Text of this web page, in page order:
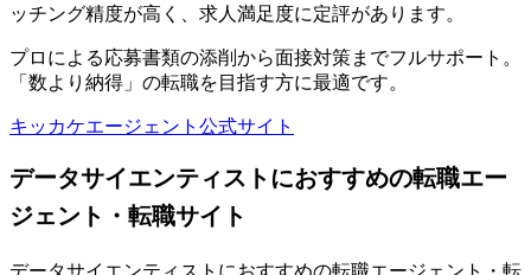
ッチング精度が高く、求人満足度に定評があります。
プロによる応募書類の添削から面接対策までフルサポート。
「数より納得」の転職を目指す方に最適です。
キッカケエージェント公式サイト
データサイエンティストにおすすめの転職エー
ジェント・転職サイト
データサイエンティストにおすすめの転職エージェント・転